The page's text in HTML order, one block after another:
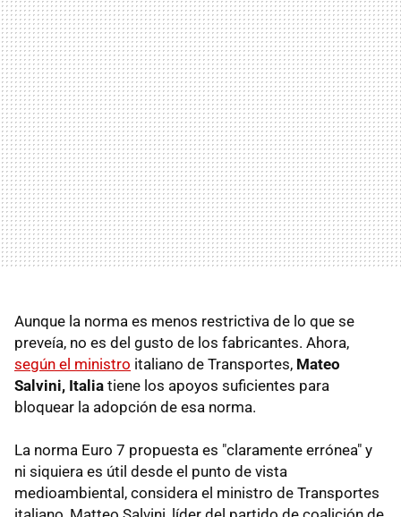
Aunque la norma es menos restrictiva de lo que se
preveía, no es del gusto de los fabricantes. Ahora,
según el ministro italiano de Transportes, Mateo
Salvini, Italia tiene los apoyos suficientes para
bloquear la adopción de esa norma.
La norma Euro 7 propuesta es "claramente errónea" y
ni siquiera es útil desde el punto de vista
medioambiental, considera el ministro de Transportes